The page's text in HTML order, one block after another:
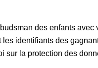
des enfants
identifiants des
sur la protection des